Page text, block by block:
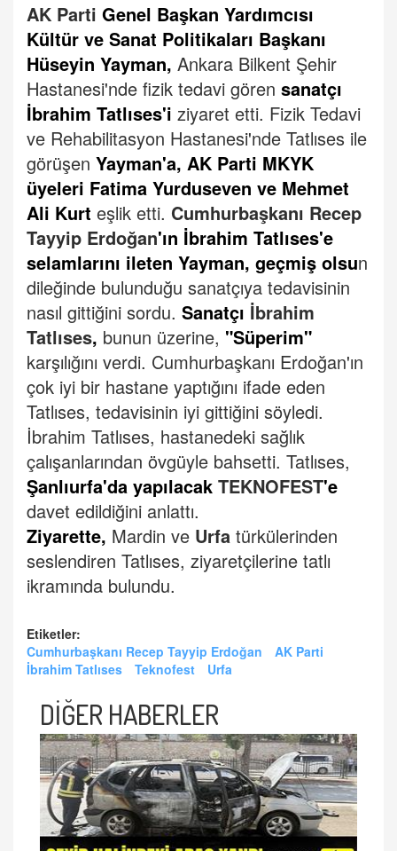
AK Parti Genel Başkan Yardımcısı
Kültür ve Sanat Politikaları Başkanı
Hüseyin Yayman, Ankara Bilkent Şehir
Hastanesi'nde fizik tedavi gören sanatçı
İbrahim Tatlıses'i ziyaret etti. Fizik Tedavi
ve Rehabilitasyon Hastanesi'nde Tatlıses ile
görüşen Yayman'a, AK Parti MKYK
üyeleri Fatima Yurduseven ve Mehmet
Ali Kurt eşlik etti. Cumhurbaşkanı Recep
Tayyip Erdoğan'ın İbrahim Tatlıses'e
selamlarını ileten Yayman, geçmiş olsun
dileğinde bulunduğu sanatçıya tedavisinin
nasıl gittiğini sordu. Sanatçı İbrahim
Tatlıses, bunun üzerine, "Süperim"
karşılığını verdi. Cumhurbaşkanı Erdoğan'ın
çok iyi bir hastane yaptığını ifade eden
Tatlıses, tedavisinin iyi gittiğini söyledi.
İbrahim Tatlıses, hastanedeki sağlık
çalışanlarından övgüyle bahsetti. Tatlıses,
Şanlıurfa'da yapılacak TEKNOFEST'e
davet edildiğini anlattı.
Ziyarette, Mardin ve Urfa türkülerinden
seslendiren Tatlıses, ziyaretçilerine tatlı
ikramında bulundu.
Etiketler:
Cumhurbaşkanı Recep Tayyip Erdoğan
AK Parti
İbrahim Tatlıses
Teknofest Urfa
DİĞER HABERLER